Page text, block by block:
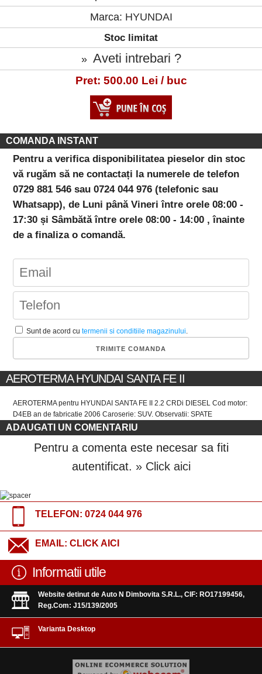
Marca: HYUNDAI
Stoc limitat
» Aveti intrebari ?
Pret: 500.00 Lei / buc
COMANDA INSTANT
Pentru a verifica disponibilitatea pieselor din stoc
vă rugăm să ne contactați la numerele de telefon
0729 881 546 sau 0724 044 976 (telefonic sau
Whatsapp), de Luni până Vineri între orele 08:00 -
17:30 și Sâmbătă între orele 08:00 - 14:00 , înainte
de a finaliza o comandă.
Sunt de acord cutermenii si conditiile magazinului.
AEROTERMA HYUNDAI SANTA FE II
AEROTERMA pentru HYUNDAI SANTA FE II 2.2 CRDi DIESEL Cod motor:
D4EB an de fabricatie 2006 Caroserie: SUV. Observatii: SPATE
ADAUGATI UN COMENTARIU
Pentru a comenta este necesar sa fiti
autentificat. » Click aici
TELEFON: 0724 044 976
EMAIL: CLICK AICI
Informatii utile
Website detinut de Auto N Dimbovita S.R.L., CIF: RO17199456,
Reg.Com: J15/139/2005
Varianta Desktop